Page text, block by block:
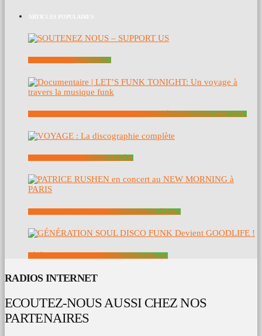
ARTICLES POPULAIRES
SOUTENEZ NOUS – SUPPORT US
DOCUMENTAIRE | LET’S FUNK TONIGHT: UN VOYAGE À TRAVERS LA MUSIQUE FUNK
VOYAGE : LA DISCOGRAPHIE COMPLÈTE
PATRICE RUSHEN EN CONCERT AU NEW MORNING À PARIS
GÉNÉRATION SOUL DISCO FUNK DEVIENT GOODLIFE !
RADIOS INTERNET
ECOUTEZ-NOUS AUSSI CHEZ NOS
PARTENAIRES